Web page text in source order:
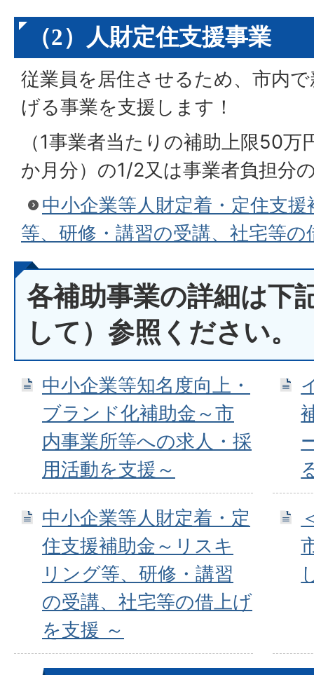
（2）人財定住支援事業
従業員を居住させるため、市内
げる事業を支援します！
（1事業者当たりの補助上限50万
か月分）の1/2又は事業者負担分
中小企業等人財定着・定住支
等、研修・講習の受講、社宅等
各補助事業の詳細は下
して）参照ください。
中小企業等知名度向上・
ブランド化補助金～市
内事業所等への求人・採
用活動を支援～
中小企業等人財定着・定
住支援補助金～リスキ
リング等、研修・講習
の受講、社宅等の借上げ
を支援 ～